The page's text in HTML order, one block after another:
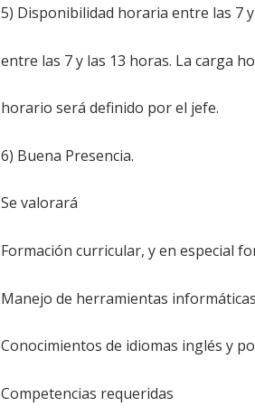
5) Disponibilidad horaria entre las 7
entre las 7 y las 13 horas. La carga
horario será definido por el jefe.
6) Buena Presencia.
Se valorará
Formación curricular, y en especial
Manejo de herramientas informáticas
Conocimientos de idiomas inglés y
Competencias requeridas